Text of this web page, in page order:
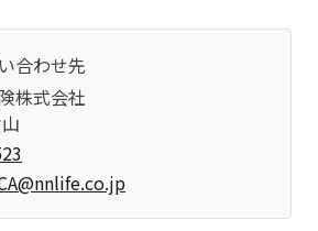
合わせ先
株式会社